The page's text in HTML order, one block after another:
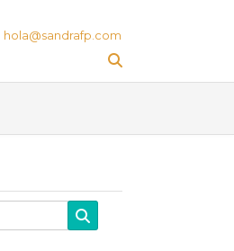
hola@sandrafp.com